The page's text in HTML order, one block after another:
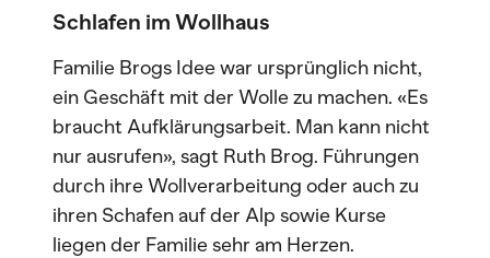
Schlafen im Wollhaus
Familie Brogs Idee war ursprünglich nicht,
ein Geschäft mit der Wolle zu machen. «Es
braucht Aufklärungsarbeit. Man kann nicht
nur ausrufen», sagt Ruth Brog. Führungen
durch ihre Wollverarbeitung oder auch zu
ihren Schafen auf der Alp sowie Kurse
liegen der Familie sehr am Herzen.